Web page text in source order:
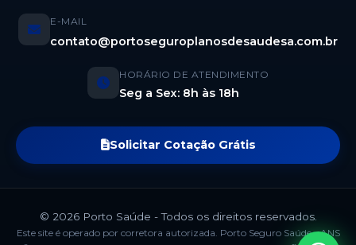
E-MAIL
contato@portoseguroplanosdesaudesa.com.br
HORÁRIO DE ATENDIMENTO
Seg a Sex: 8h às 18h
Solicitar Cotação Grátis
© 2026 Porto Saúde - Todos os direitos reservados.
Este site é operado por corretora autorizada. Porto Seguro Saúde - ANS